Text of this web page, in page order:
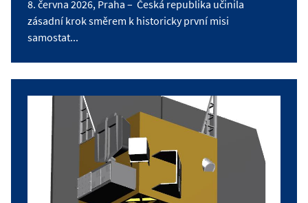
8. června 2026, Praha – Česká republika učinila
zásadní krok směrem k historicky první misi
samostat...